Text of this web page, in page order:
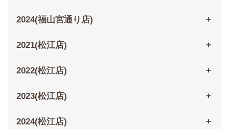
2024(福山宮通り店)
2021(松江店)
2022(松江店)
2023(松江店)
2024(松江店)